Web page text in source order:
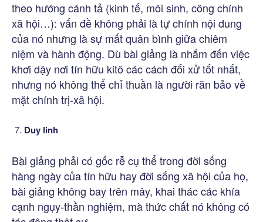
theo hướng cánh tả (kinh tế, môi sinh, công chính
xã hội…): vấn đề không phải là tự chính nội dung
của nó nhưng là sự mất quân bình giữa chiêm
niệm và hành động. Dù bài giảng là nhắm đến việc
khơi dậy nơi tín hữu kitô các cách đối xử tốt nhất,
nhưng nó không thể chỉ thuần là người răn bảo về
mặt chính trị-xã hội.
Duy linh
Bài giảng phải có gốc rễ cụ thể trong đời sống
hàng ngày của tín hữu hay đời sống xã hội của họ,
bài giảng không bay trên mây, khai thác các khía
cạnh ngụy-thần nghiệm, mà thức chất nó không có